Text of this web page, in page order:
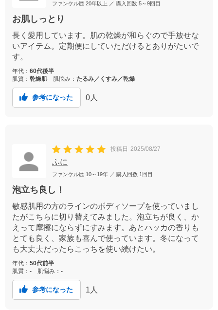
ファンケル歴 20年以上 ／ 購入回数 5～9回目
お肌しっとり
長く愛用しています。肌の乾燥が和らぐので手放せな
いアイテム。定期便にしていただけるとありがたいで
す。
年代： 60代後半
肌質： 乾燥肌 肌悩み： たるみ／くすみ／乾燥
参考になった 0 人
投稿日 2025/08/27
ふに
ファンケル歴 10～19年 ／ 購入回数 1回目
泡立ち良し！
敏感肌用の方のラインのボディソープを使っていまし
たがこちらに切り替えてみました。泡立ちが良く、か
えって摩擦にならずにすみます。あとハッカの香りも
とても良く、家族も喜んで使っています。冬になって
も大丈夫だったらこっちを使い続けたい。
年代： 50代前半
肌質： - 肌悩み： -
参考になった 1 人